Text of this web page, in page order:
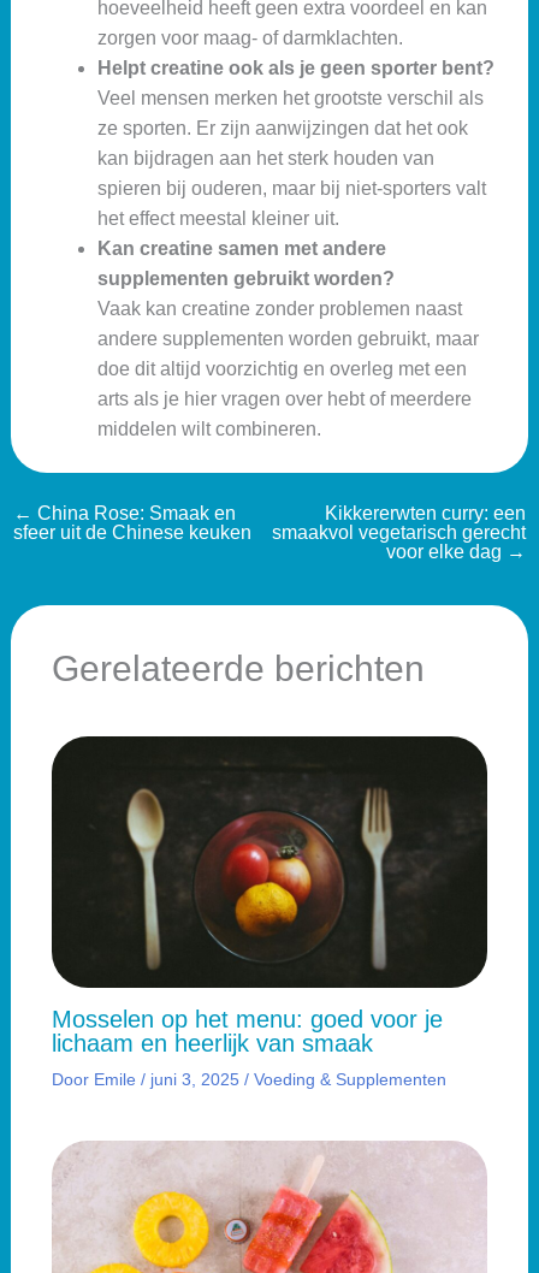
hoeveelheid heeft geen extra voordeel en kan
zorgen voor maag- of darmklachten.
Helpt creatine ook als je geen sporter bent?
Veel mensen merken het grootste verschil als
ze sporten. Er zijn aanwijzingen dat het ook
kan bijdragen aan het sterk houden van
spieren bij ouderen, maar bij niet-sporters valt
het effect meestal kleiner uit.
Kan creatine samen met andere
supplementen gebruikt worden?
Vaak kan creatine zonder problemen naast
andere supplementen worden gebruikt, maar
doe dit altijd voorzichtig en overleg met een
arts als je hier vragen over hebt of meerdere
middelen wilt combineren.
← China Rose: Smaak en
sfeer uit de Chinese keuken
Kikkererwten curry: een
smaakvol vegetarisch gerecht
voor elke dag →
Gerelateerde berichten
Mosselen op het menu: goed voor je
lichaam en heerlijk van smaak
Door Emile / juni 3, 2025 / Voeding & Supplementen